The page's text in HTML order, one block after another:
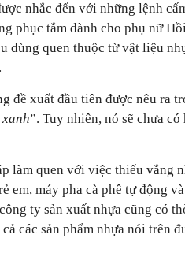
nhắc đến với những lệnh
phục tắm dành cho phụ nữ
dùng quen thuộc từ vật liệu
đề xuất đầu tiên được nêu ra
”. Tuy nhiên, nó sẽ chưa
làm quen với việc thiếu vắng
em, máy pha cà phê tự động
ty sản xuất nhựa cũng có
các sản phẩm nhựa nói trên